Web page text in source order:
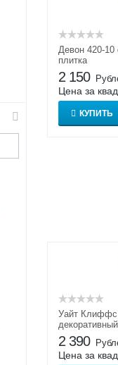
Девон 420-
плитка
2 150
Цена за
КУПИТЬ
Уайт Клиффс
2 390
Цена за